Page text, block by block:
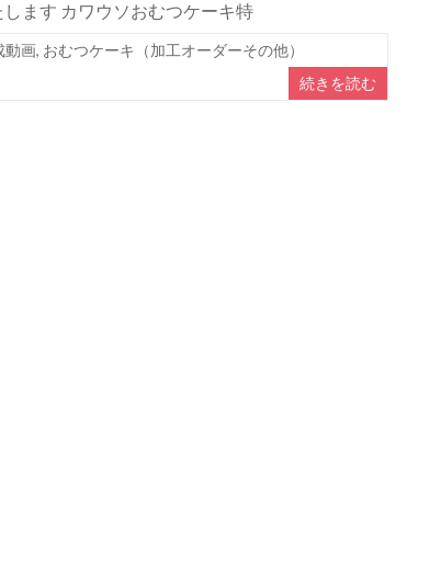
ます カワウソおむつケーキ特
動画, おむつケーキ（加工オーダーその他）
続きを読む